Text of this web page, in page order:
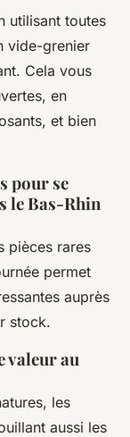
utilisant toutes
vide-grenier
Cela vous
en
et bien
pour se
le Bas-Rhin
pièces rares
permet
auprès
stock.
valeur au
les
aussi les